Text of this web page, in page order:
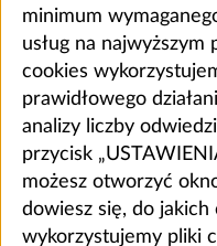
minimum
usług na najwyższym
cookies
prawidłowego
analizy liczby
przycisk
możesz otworzyć
dowiesz się, do jakich
wykorzystujemy pliki